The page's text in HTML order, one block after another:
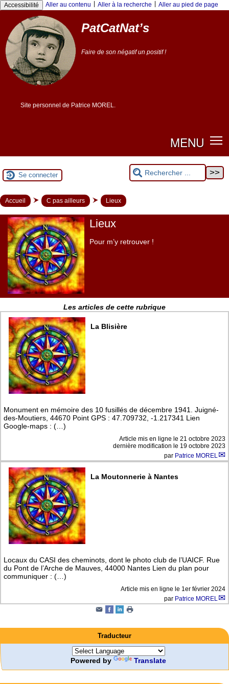
Panneau de gestion des cookies
Accessibilité Aller au contenu Aller à la recherche Aller au pied de page
PatCatNat’s
Faire de son négatif un positif !
Site personnel de Patrice MOREL.
MENU
Se connecter
Accueil C pas ailleurs Lieux
Lieux
Pour m’y retrouver !
Les articles de cette rubrique
La Blisière
Monument en mémoire des 10 fusillés de décembre 1941. Juigné-
des-Moutiers, 44670 Point GPS : 47.709732, -1.217341 Lien
Google-maps : (…)
Article mis en ligne le 21 octobre 2023
dernière modification le 19 octobre 2023
par Patrice MOREL
La Moutonnerie à Nantes
Locaux du CASI des cheminots, dont le photo club de l’UAICF. Rue
du Pont de l’Arche de Mauves, 44000 Nantes Lien du plan pour
communiquer : (…)
Article mis en ligne le 1er février 2024
par Patrice MOREL
Traducteur
Powered by Translate